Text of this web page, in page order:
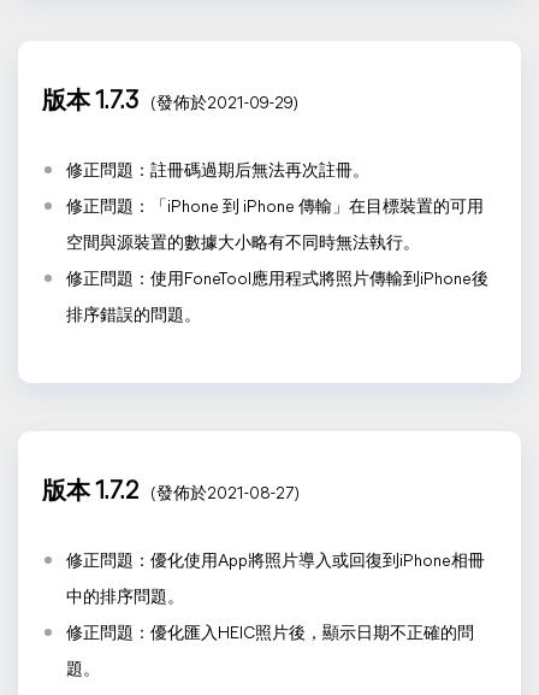
版本 1.7.3 (發佈於2021-09-29)
修正問題：註冊碼過期后無法再次註冊。
修正問題：「iPhone 到 iPhone 傳輸」在目標裝置的可用
空間與源裝置的數據大小略有不同時無法執行。
修正問題：使用FoneTool應用程式將照片傳輸到iPhone後
排序錯誤的問題。
版本 1.7.2 (發佈於2021-08-27)
修正問題：優化使用App將照片導入或回復到iPhone相冊
中的排序問題。
修正問題：優化匯入HEIC照片後，顯示日期不正確的問
題。